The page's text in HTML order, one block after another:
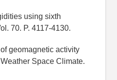
using sixth
70. P. 4117-4130.
geomagnetic activity
Space Climate.